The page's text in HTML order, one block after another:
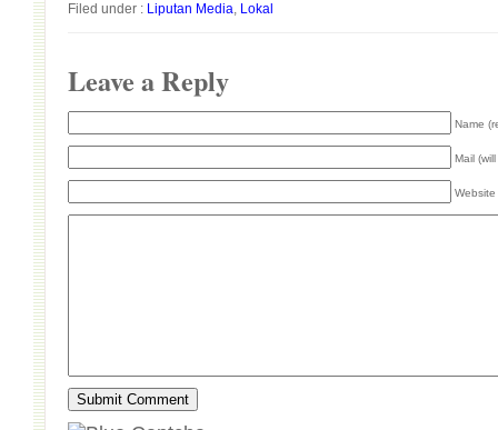
Filed under : Liputan Media, Lokal
Leave a Reply
Name
Mail
Website